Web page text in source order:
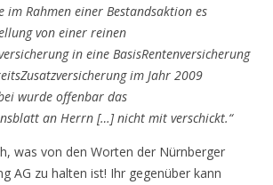
im Rahmen einer Bestandsaktion es
von einer reinen
in eine BasisRentenversicherung
im Jahr 2009
wurde offenbar das
an Herrn […] nicht mit verschickt.“
was von den Worten der Nürnberger
AG zu halten ist! Ihr gegenüber kann